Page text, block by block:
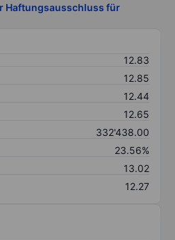
Haftungsausschluss für
12.83
12.85
12.44
12.65
332'438.00
23.56%
13.02
12.27